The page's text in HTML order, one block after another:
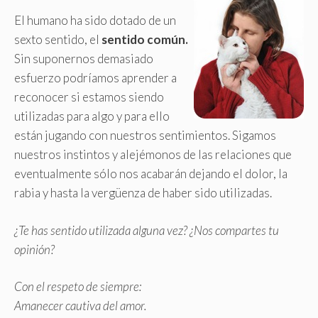
El humano ha sido dotado de un
sexto sentido, el sentido común.
Sin suponernos demasiado
esfuerzo podríamos aprender a
reconocer si estamos siendo
utilizadas para algo y para ello
están jugando con nuestros sentimientos. Sigamos
nuestros instintos y alejémonos de las relaciones que
eventualmente sólo nos acabarán dejando el dolor, la
rabia y hasta la vergüenza de haber sido utilizadas.
¿Te has sentido utilizada alguna vez? ¿Nos compartes tu
opinión?
Con el respeto de siempre:
Amanecer cautiva del amor.